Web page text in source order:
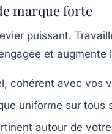
marque forte
puissant.
et
cohérent avec vos
uniforme sur tous
autour de